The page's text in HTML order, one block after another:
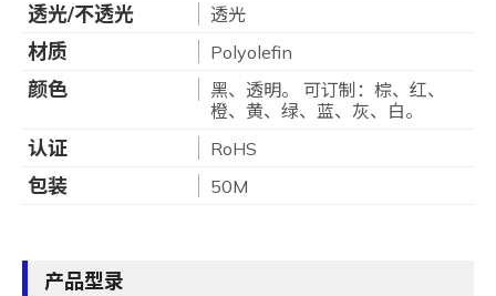
透光/不透光 透光
材质 Polyolefin
颜色
黑、透明。 可订制：棕、红、
橙、黄、绿、蓝、灰、白。
认证 RoHS
包装 50M
产品型录